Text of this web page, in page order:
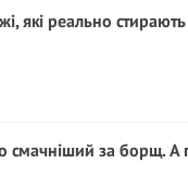
які реально